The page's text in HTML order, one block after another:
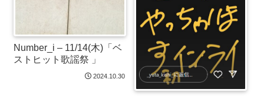
Number_i – 11/14(木)「ベ
ストヒット歌謡祭 」
2024.10.30